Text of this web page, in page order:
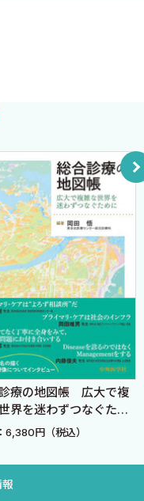
感じ取る〜
領域
感覚
い発熱〜
抗菌薬」の末路
っと見，不明熱？〜
ル
療の地図帳 広大で複
界を迷わずつなぐため
6,380円（税込）